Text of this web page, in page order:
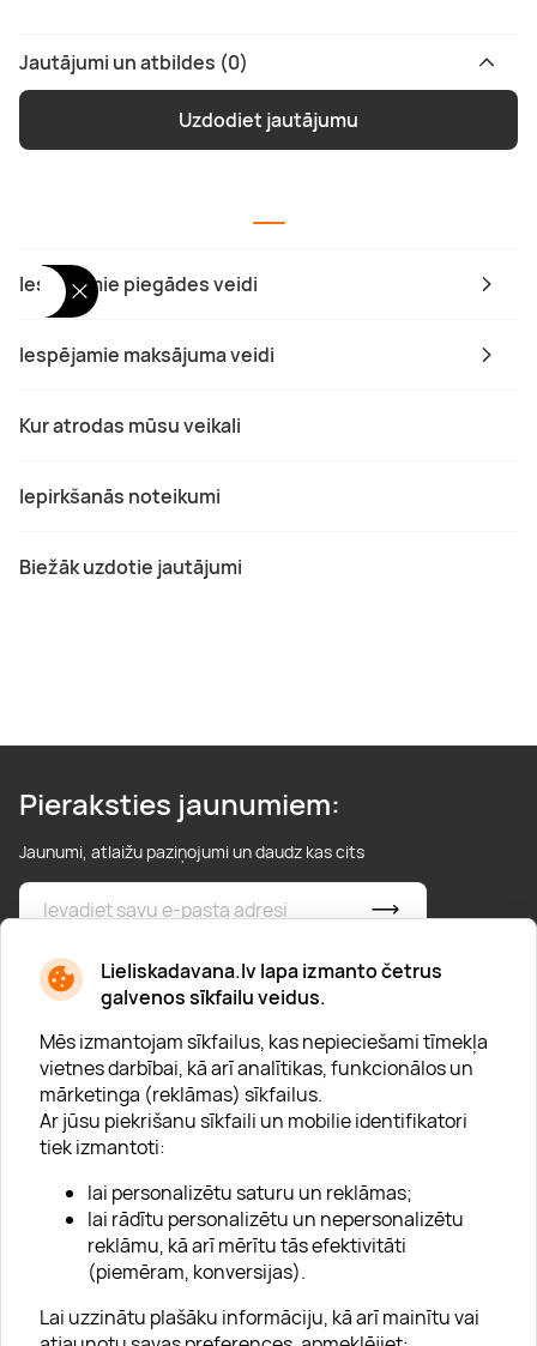
Lieliskadavana.lv lapa izmanto četrus
galvenos sīkfailu veidus.
Mēs izmantojam sīkfailus, kas nepieciešami tīmekļa
vietnes darbībai, kā arī analītikas, funkcionālos un
mārketinga (reklāmas) sīkfailus.
Ar jūsu piekrišanu sīkfaili un mobilie identifikatori
tiek izmantoti:
lai personalizētu saturu un reklāmas;
lai rādītu personalizētu un nepersonalizētu
reklāmu, kā arī mērītu tās efektivitāti
(piemēram, konversijas).
Lai uzzinātu plašāku informāciju, kā arī mainītu vai
Iespējamie piegādes veidi
Iespējamie maksājuma veidi
Kur atrodas mūsu veikali
Iepirkšanās noteikumi
Biežāk uzdotie jautājumi
Jautājumi un atbildes (0)
Uzdodiet jautājumu
Pieraksties jaunumiem:
Jaunumi, atlaižu paziņojumi un daudz kas cits
* Esmu iepazinies/usies ar privātuma politiku
Par "Lieliska dāvana"
Uzņēmumiem